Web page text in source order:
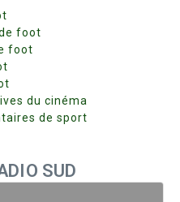
foot
foot
du cinéma
de sport
SUD